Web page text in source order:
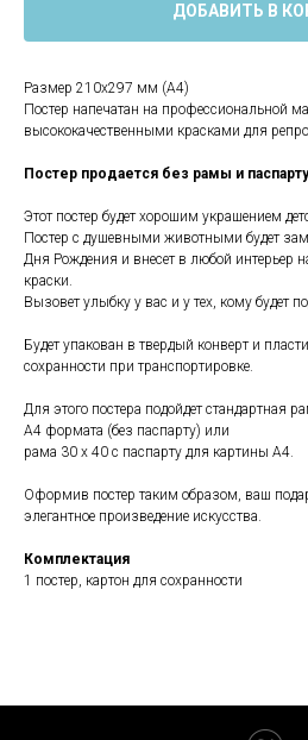
ДОБАВИТЬ В
Размер 210х297 мм (А4)
Постер напечатан на профессиональной
высококачественными красками для
Постер продается без рамы и
Этот постер будет хорошим украшением
Постер с душевными животными будет
Дня Рождения и внесет в любой интерьер
краски.
Вызовет улыбку у вас и у тех, кому будет
Будет упакован в твердый конверт и
сохранности при транспортировке.
Для этого постера подойдет стандартная
А4 формата (без паспарту) или
рама 30 х 40 с паспарту для картины А4.
Оформив постер таким образом, ваш
элегантное произведение искусства.
Комплектация
1 постер, картон для сохранности